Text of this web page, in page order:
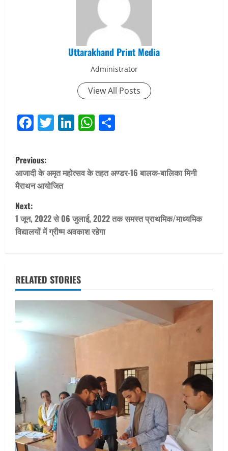
Uttarakhand Print Media
Administrator
View All Posts
Facebook
Twitter
LinkedIn
WhatsApp
P
o
s
t
n
v
i
g
t
i
o
n
Previous:
आजादी के अमृत महोत्सव के तहत अण्डर-16 बालक-बालिका मिनी
मैराथन आयोजित
Next:
1 जून, 2022 से 06 जुलाई, 2022 तक समस्त प्राथमिक/माध्यमिक
विद्यालयों में ग्रीष्म अवकाश रहेगा
RELATED STORIES